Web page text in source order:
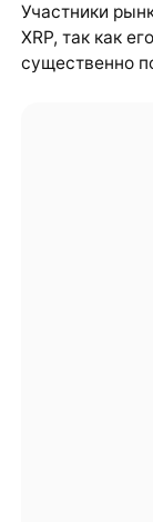
Участники
XRP, так как
существенно